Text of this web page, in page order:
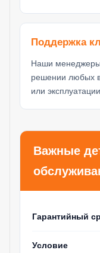
Поддержка
Наши менеджеры
решении любых
или эксплуатации.
Важные
Гарантийный
Условие